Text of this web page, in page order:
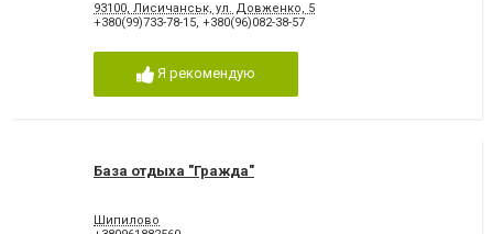
93100, Лисичанськ, ул. Довженко, 5
+380(99)733-78-15, +380(96)082-38-57
Я рекомендую
База отдыха "Гражда"
Шипилово